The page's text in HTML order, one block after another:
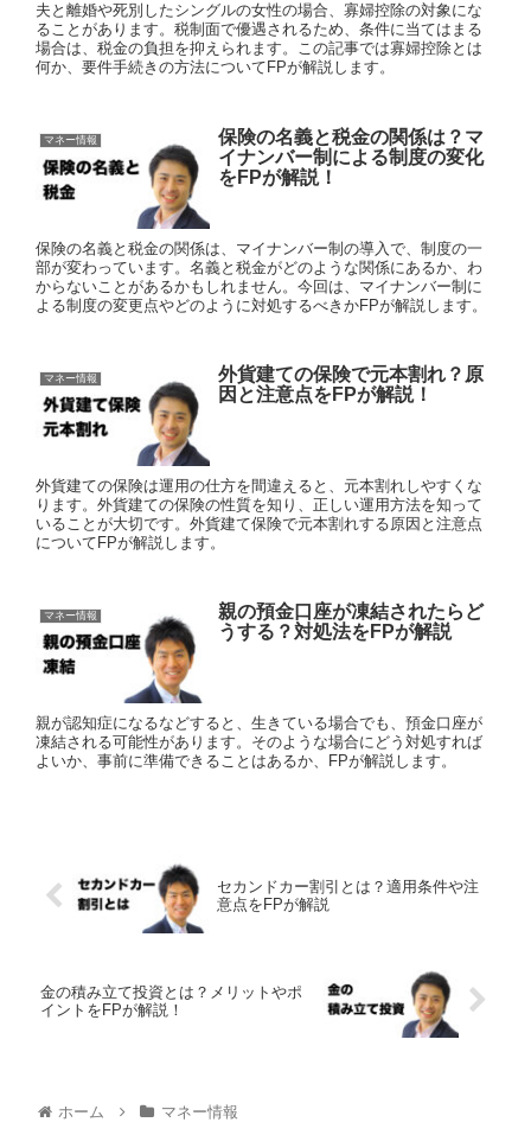
夫と離婚や死別したシングルの女性の場合、寡婦控除の対象にな
ることがあります。税制面で優遇されるため、条件に当てはまる
場合は、税金の負担を抑えられます。この記事では寡婦控除とは
何か、要件手続きの方法についてFPが解説します。
マネー情報
保険の名義と税金の関係は？マ
イナンバー制による制度の変化
をFPが解説！
保険の名義と税金の関係は、マイナンバー制の導入で、制度の一
部が変わっています。名義と税金がどのような関係にあるか、わ
からないことがあるかもしれません。今回は、マイナンバー制に
よる制度の変更点やどのように対処するべきかFPが解説します。
マネー情報
外貨建ての保険で元本割れ？原
因と注意点をFPが解説！
外貨建ての保険は運用の仕方を間違えると、元本割れしやすくな
ります。外貨建ての保険の性質を知り、正しい運用方法を知って
いることが大切です。外貨建て保険で元本割れする原因と注意点
についてFPが解説します。
マネー情報
親の預金口座が凍結されたらど
うする？対処法をFPが解説
親が認知症になるなどすると、生きている場合でも、預金口座が
凍結される可能性があります。そのような場合にどう対処すれば
よいか、事前に準備できることはあるか、FPが解説します。
セカンドカー割引とは？適用条件や注
意点をFPが解説
金の積み立て投資とは？メリットやポ
イントをFPが解説！
ホーム マネー情報